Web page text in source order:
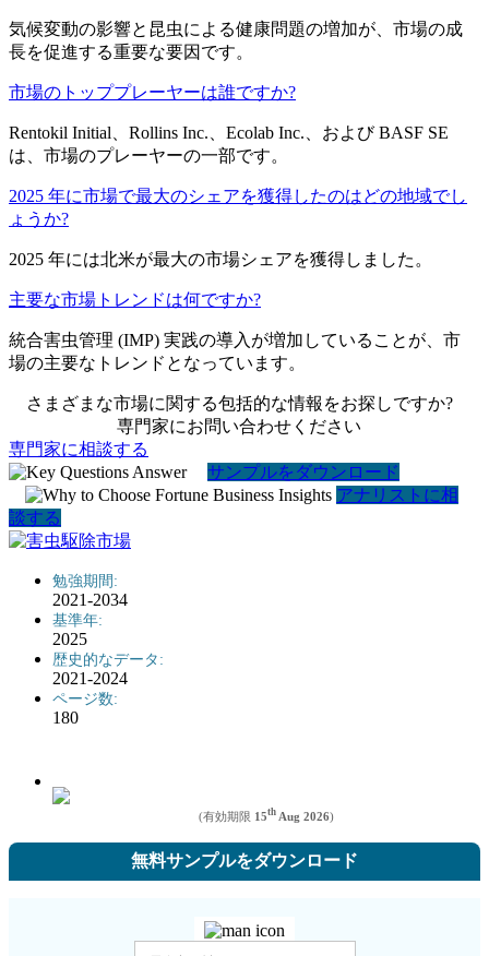
気候変動の影響と昆虫による健康問題の増加が、市場の成
長を促進する重要な要因です。
市場のトッププレーヤーは誰ですか?
Rentokil Initial、Rollins Inc.、Ecolab Inc.、および BASF SE
は、市場のプレーヤーの一部です。
2025 年に市場で最大のシェアを獲得したのはどの地域でし
ょうか?
2025 年には北米が最大の市場シェアを獲得しました。
主要な市場トレンドは何ですか?
統合害虫管理 (IMP) 実践の導入が増加していることが、市
場の主要なトレンドとなっています。
さまざまな市場に関する包括的な情報をお探しですか?
専門家にお問い合わせください
専門家に相談する
サンプルをダウンロード
アナリストに相
談する
勉強期間:
2021-2034
基準年:
2025
歴史的なデータ:
2021-2024
ページ数:
180
(有効期限 15th Aug 2026)
無料サンプルをダウンロード